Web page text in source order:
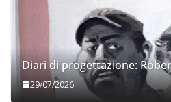
Diari di progettazione:
29/07/2026